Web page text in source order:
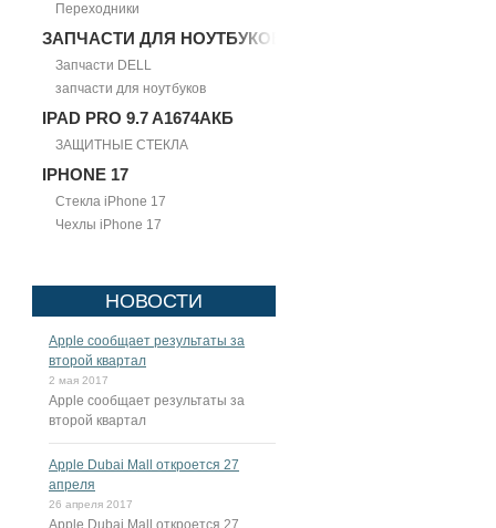
Переходники
ЗАПЧАСТИ ДЛЯ НОУТБУКОВ
Запчасти DELL
запчасти для ноутбуков
IPAD PRO 9.7 A1674АКБ
ЗАЩИТНЫЕ СТЕКЛА
IPHONE 17
Стекла iPhone 17
Чехлы iPhone 17
НОВОСТИ
Apple сообщает результаты за
второй квартал
2 мая 2017
Apple сообщает результаты за
второй квартал
Apple Dubai Mall откроется 27
апреля
26 апреля 2017
Apple Dubai Mall откроется 27